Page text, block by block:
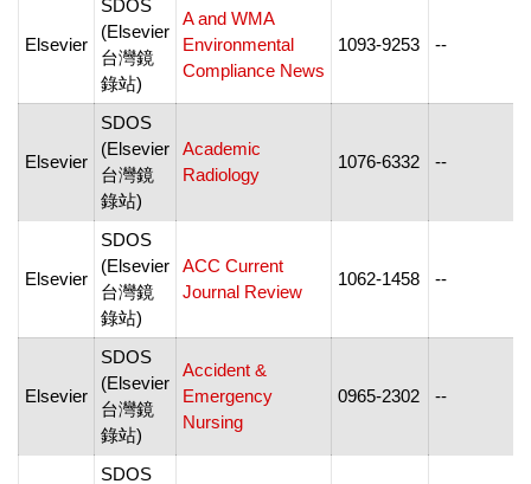
Elsevier
SDOS
(Elsevier
台灣鏡
錄站)
A and WMA
Environmental
Compliance News
1093-9253 --
Elsevier
SDOS
(Elsevier
台灣鏡
錄站)
Academic
Radiology
1076-6332 --
Elsevier
SDOS
(Elsevier
台灣鏡
錄站)
ACC Current
Journal Review
1062-1458 --
Elsevier
SDOS
(Elsevier
台灣鏡
錄站)
Accident &
Emergency
Nursing
0965-2302 --
SDOS